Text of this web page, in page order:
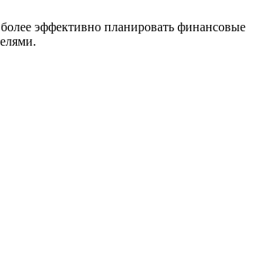
эффективно планировать финансовые